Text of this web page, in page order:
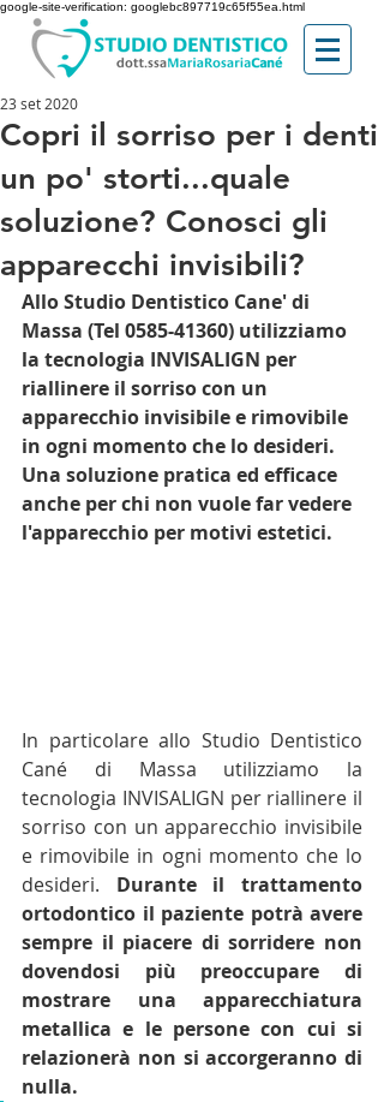
google-site-verification: googlebc897719c65f55ea.html
Copri il sorriso per i denti
un po' storti...quale
soluzione? Conosci gli
apparecchi invisibili?
23 set 2020
Allo Studio Dentistico Cane' di
Massa (Tel 0585-41360) utilizziamo
la tecnologia INVISALIGN per
riallinere il sorriso con un
apparecchio invisibile e rimovibile
in ogni momento che lo desideri.
Una soluzione pratica ed efficace
anche per chi non vuole far vedere
l'apparecchio per motivi estetici.
In particolare allo Studio Dentistico
Cané di Massa utilizziamo la
tecnologia INVISALIGN per riallinere il
sorriso con un apparecchio invisibile
e rimovibile in ogni momento che lo
desideri. Durante il trattamento
ortodontico il paziente potrà avere
sempre il piacere di sorridere non
dovendosi più preoccupare di
mostrare una apparecchiatura
metallica e le persone con cui si
relazionerà non si accorgeranno di
nulla.